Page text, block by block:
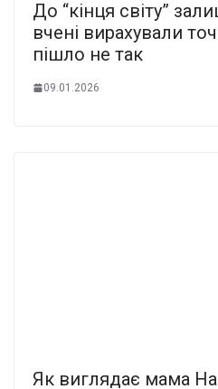
До “кінця світу”
вчені вирахували
пішло не так
09.01.2026
Як виглядає мама